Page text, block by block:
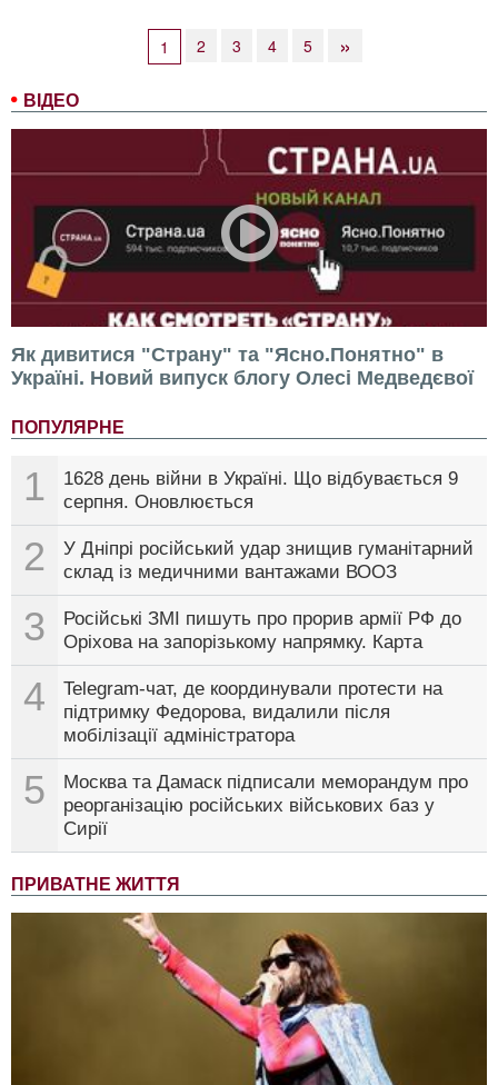
ВІДЕО
Як дивитися "Страну" та "Ясно.Понятно" в
Україні. Новий випуск блогу Олесі Медведєвої
ПОПУЛЯРНЕ
1
1628 день війни в Україні. Що відбувається 9
серпня. Оновлюється
2
У Дніпрі російський удар знищив гуманітарний
склад із медичними вантажами ВООЗ
3
Російські ЗМІ пишуть про прорив армії РФ до
Оріхова на запорізькому напрямку. Карта
4
Telegram-чат, де координували протести на
підтримку Федорова, видалили після
мобілізації адміністратора
5
Москва та Дамаск підписали меморандум про
реорганізацію російських військових баз у
Сирії
ПРИВАТНЕ ЖИТТЯ
1 2 3 4 5 »